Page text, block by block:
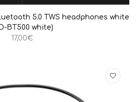
QUICK VIEW
5.0 TWS headphones white
BT500 white)
17,00€